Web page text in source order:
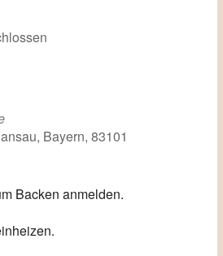
Bayern, 83101
Backen anmelden.